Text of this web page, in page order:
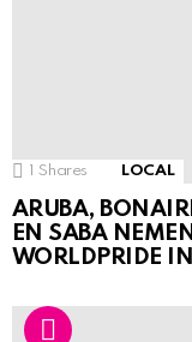
Shares LOCAL
ARUBA,
EN SABA
WORLDPRIDE